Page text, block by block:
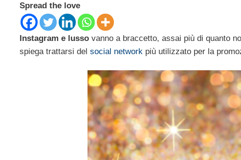
Spread the love
Instagram e lusso vanno a braccetto, assai più di quanto
spiega trattarsi del social network più utilizzato per la